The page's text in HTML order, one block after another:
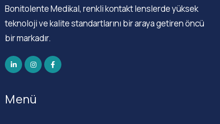
Bonitolente Medikal, renkli kontakt lenslerde yüksek
teknoloji ve kalite standartlarını bir araya getiren öncü
bir markadır.
Menü